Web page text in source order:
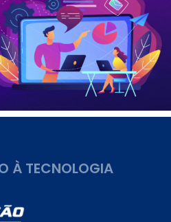
À TECNOLOGIA